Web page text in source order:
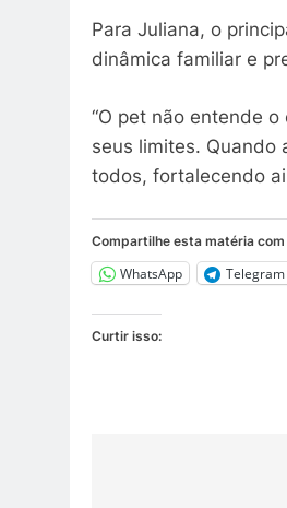
Para Juliana, o
dinâmica familiar e
“O pet não entende
seus limites. Quando
todos, fortalecendo
Compartilhe esta matéria
WhatsApp Telegram
Curtir isso: